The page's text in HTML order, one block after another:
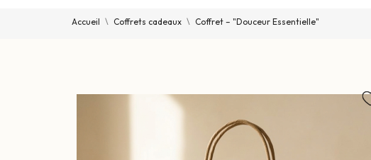
Accueil Coffrets cadeaux Coffret – "Douceur Essentielle"